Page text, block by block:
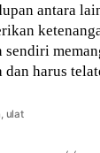
antara
dan harus
, ulat